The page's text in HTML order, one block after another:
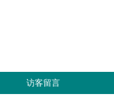
访客留言